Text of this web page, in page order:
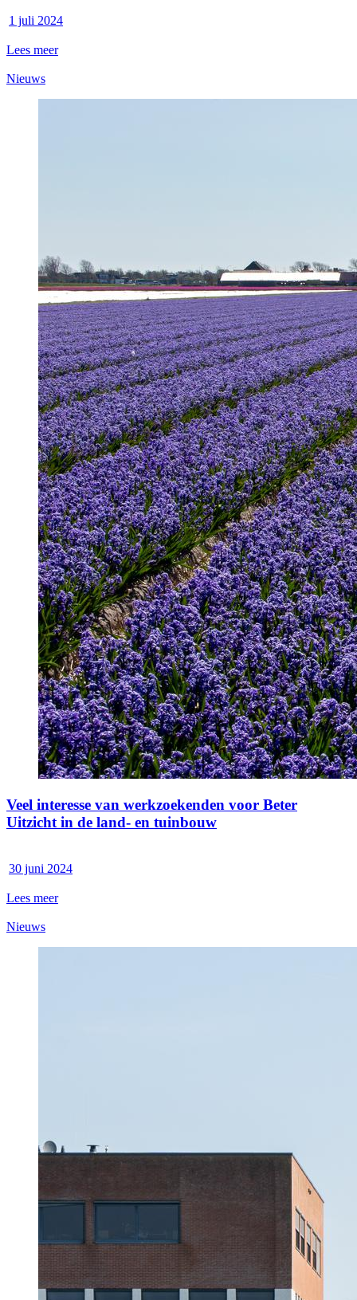
1 juli 2024
Lees meer
Nieuws
Veel interesse van werkzoekenden voor Beter
Uitzicht in de land- en tuinbouw
30 juni 2024
Lees meer
Nieuws